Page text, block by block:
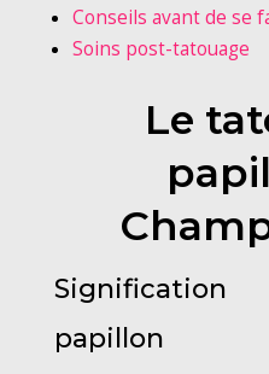
Conseils avant de se
Soins post-tatouage
Le
papillon